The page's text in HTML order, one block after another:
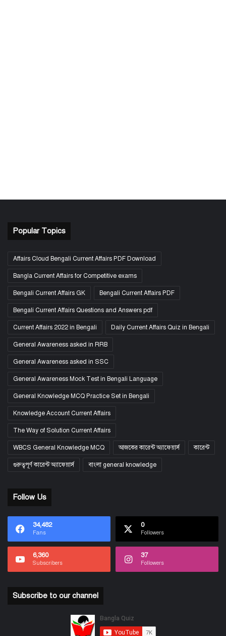
Popular Topics
Affairs Cloud Bengali Current Affairs PDF Download
Bangla Current Affairs for Competitive exams
Bengali Current Affairs GK Bengali Current Affairs PDF
Bengali Current Affairs Questions and Answers pdf
Current Affairs 2022 in Bengali Daily Current Affairs Quiz in Bengali
General Awareness asked in RRB
General Awareness asked in SSC
General Awareness Mock Test in Bengali Language
General Knowledge MCQ Practice Set in Bengali
Knowledge Account Current Affairs
The Way of Solution Current Affairs
WBCS General Knowledge MCQ আজকের কারেন্ট অ্যাফেয়ার্স কারেন্ট
গুরুত্বপূর্ণ কারেন্ট অ্যাফেয়ার্স বাংলা general knowledge
Follow Us
34,482
Fans
0
Followers
6,360
Subscribers
37
Followers
Subscribe to our channel